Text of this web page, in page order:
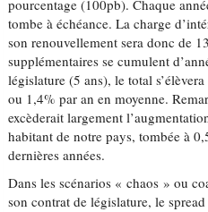
pourcentage (100pb). Chaque
tombe à échéance. La charge
son renouvellement sera donc de
supplémentaires se cumulent
législature (5 ans), le total
ou 1,4% par an en moyenne.
excèderait largement
habitant de notre pays, tombée à
dernières années.
Dans les scénarios « chaos » ou
son contrat de législature, le